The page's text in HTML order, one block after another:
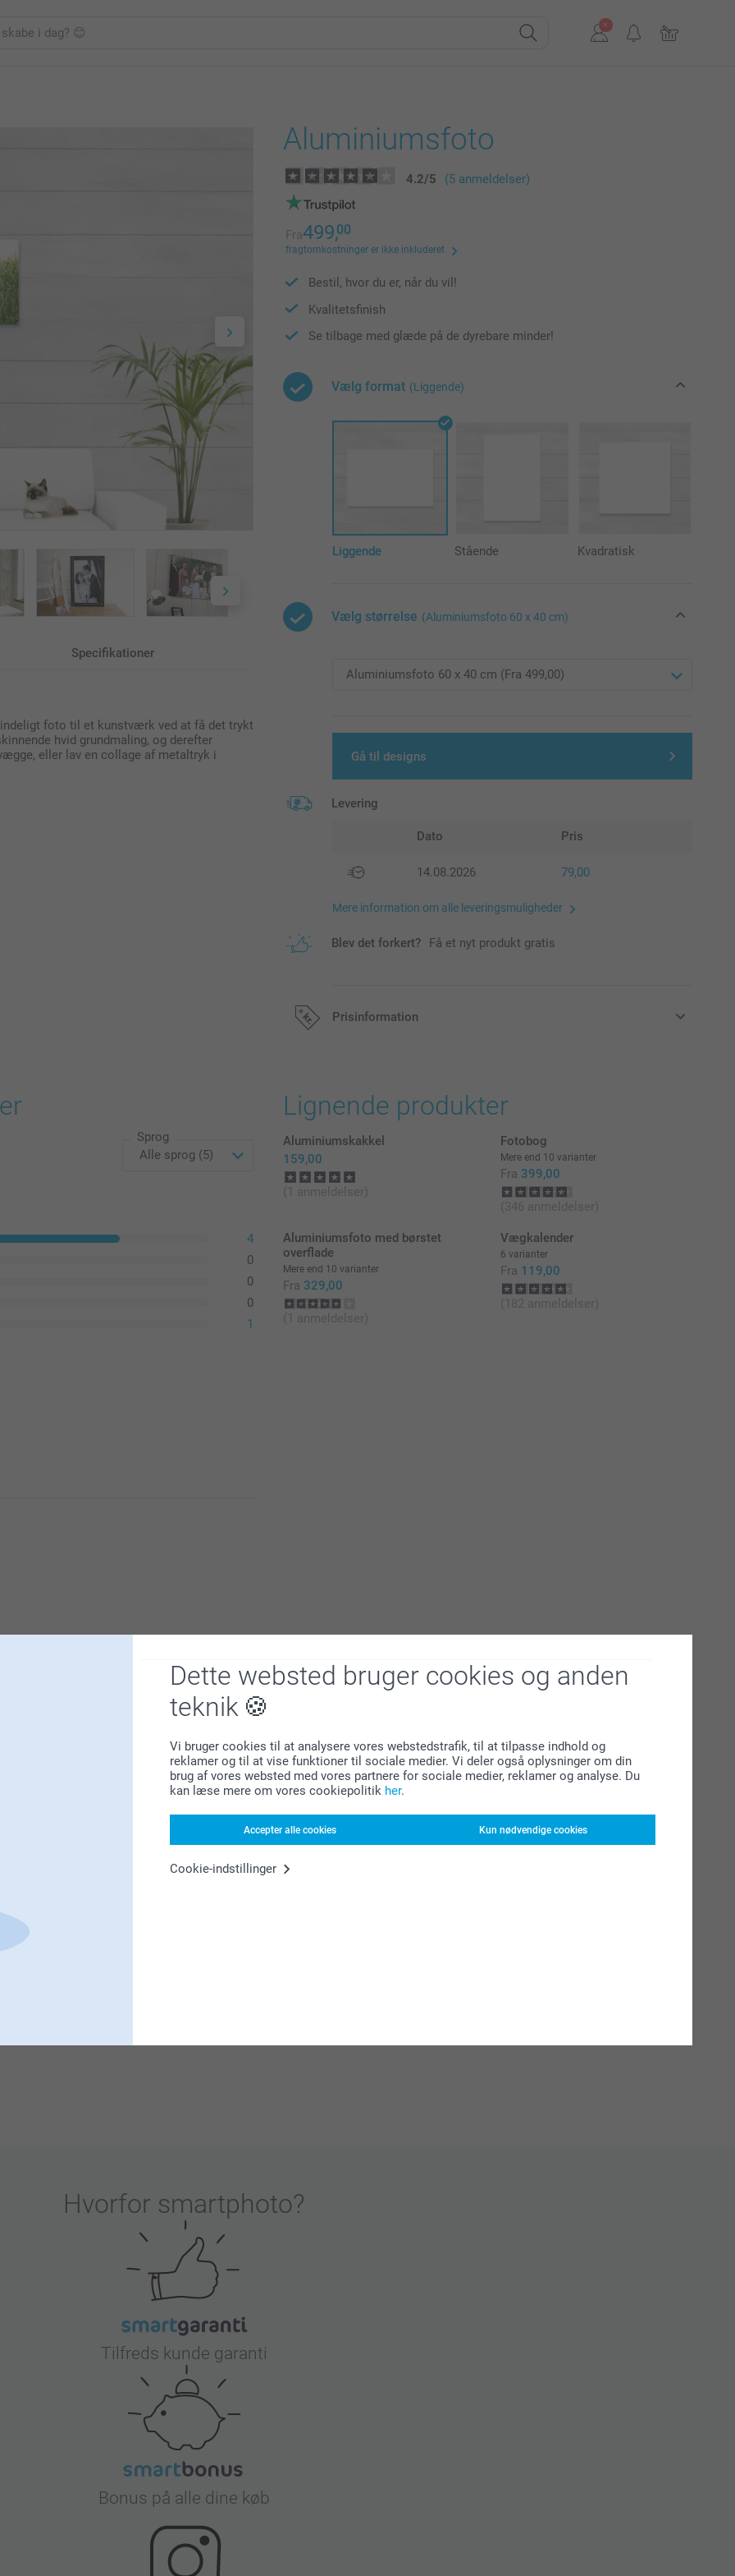
Dette websted bruger cookies og anden
teknik
Vi bruger cookies til at analysere vores webstedstrafik, til at tilpasse indhold og
reklamer og til at vise funktioner til sociale medier. Vi deler også oplysninger om din
brug af vores websted med vores partnere for sociale medier, reklamer og analyse. Du
kan læse mere om vores cookiepolitik her.
Accepter alle cookies Kun nødvendige cookies
Cookie-indstillinger
Specifikationer
foto til et kunstværk ved at få det trykt
hvid grundmaling, og derefter
eller lav en collage af metaltryk i
Aluminiumsfoto
4.2/5 (5 anmeldelser)
Fra499,00
fragtomkostninger er ikke inkluderet
Bestil, hvor du er, når du vil!
Kvalitetsfinish
Se tilbage med glæde på de dyrebare minder!
Vælg format (Liggende)
Liggende Stående Kvadratisk
Vælg størrelse (Aluminiumsfoto 60 x 40 cm)
Gå til designs
Levering
Dato Pris
14.08.2026 79,00
Mere information om alle leveringsmuligheder
Blev det forkert? Få et nyt produkt gratis
Prisinformation
Sprog
4
0
0
0
1
os din feedback så vi kan forbedre
oplevelse som muligt med at lave din
kontakt hvis du har nogle
på og få brugt dine yndlingsbilleder.
Lignende produkter
Aluminiumskakkel
159,00
(1 anmeldelser)
Fotobog
Mere end 10 varianter
Fra 399,00
(346 anmeldelser)
Aluminiumsfoto med børstet
overflade
Mere end 10 varianter
Fra 329,00
(1 anmeldelser)
Vægkalender
6 varianter
Fra 119,00
(182 anmeldelser)
Hvorfor smartphoto?
Tilfreds kunde garanti
Bonus på alle dine køb